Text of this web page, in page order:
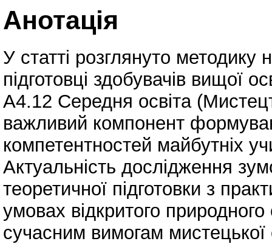
Анотація
У статті розглянуто методику
підготовці здобувачів вищої
А4.12 Середня освіта
важливий компонент
компетентностей майбутніх
Актуальність дослідження
теоретичної підготовки з
умовах відкритого
сучасним вимогам мистецької